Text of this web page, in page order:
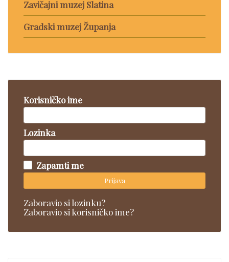
Zavičajni muzej Slatina
Gradski muzej Županja
Korisničko ime
Lozinka
Zapamti me
Prijava
Zaboravio si lozinku?
Zaboravio si korisničko ime?